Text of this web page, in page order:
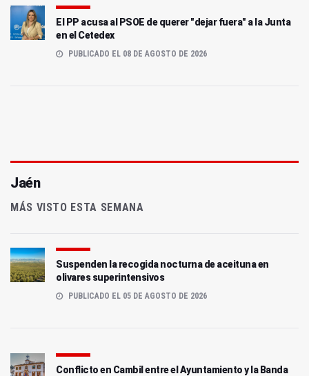
El PP acusa al PSOE de querer "dejar fuera" a la Junta
en el Cetedex
PUBLICADO EL 08 DE AGOSTO DE 2026
Jaén
MÁS VISTO ESTA SEMANA
Suspenden la recogida nocturna de aceituna en
olivares superintensivos
PUBLICADO EL 05 DE AGOSTO DE 2026
Conflicto en Cambil entre el Ayuntamiento y la Banda